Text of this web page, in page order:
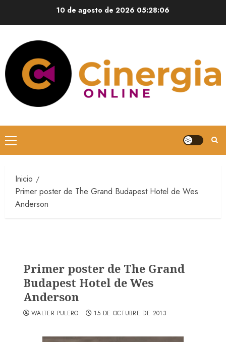
10 de agosto de 2026 05:28:07
Inicio
Primer poster de The Grand Budapest Hotel de Wes
Anderson
Primer poster de The Grand
Budapest Hotel de Wes
Anderson
WALTER PULERO 15 DE OCTUBRE DE 2013